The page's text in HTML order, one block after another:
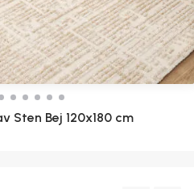
Sten Bej 120x180 cm